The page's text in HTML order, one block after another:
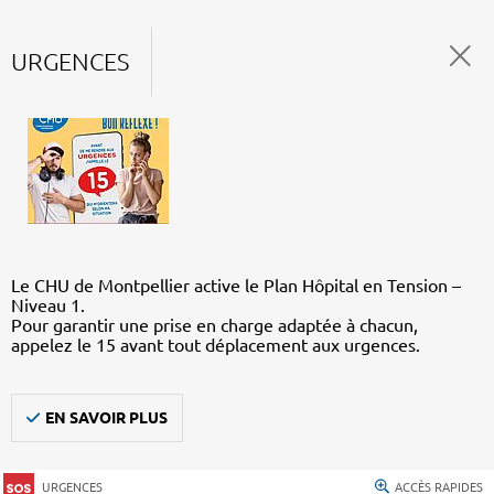
URGENCES
Le CHU de Montpellier active le Plan Hôpital en Tension –
Niveau 1.
Pour garantir une prise en charge adaptée à chacun,
appelez le 15 avant tout déplacement aux urgences.
EN SAVOIR PLUS
URGENCES ACCÈS RAPIDES